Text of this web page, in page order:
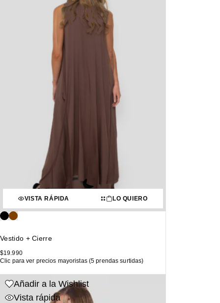
VISTA RÁPIDA LO QUIERO
Vestido + Cierre
$19.990
Clic para ver precios mayoristas (5 prendas surtidas)
Añadir a la Wishlist
Vista rápida